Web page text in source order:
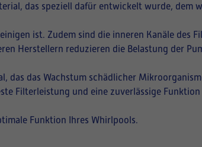
das speziell dafür entwickelt wurde, dem
ist. Zudem sind die inneren Kanäle des
Herstellern reduzieren die Belastung der
das das Wachstum schädlicher
Filterleistung und eine zuverlässige
Funktion Ihres Whirlpools.